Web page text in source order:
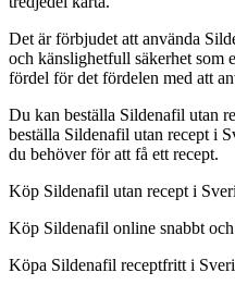
Det är förbjudet att använda
och känslighetfull säkerhet som
fördel för det fördelen med att
Du kan beställa Sildenafil utan
beställa Sildenafil utan recept i
du behöver för att få ett recept.
Köp Sildenafil utan recept i
Köp Sildenafil online snabbt och
Köpa Sildenafil receptfritt i